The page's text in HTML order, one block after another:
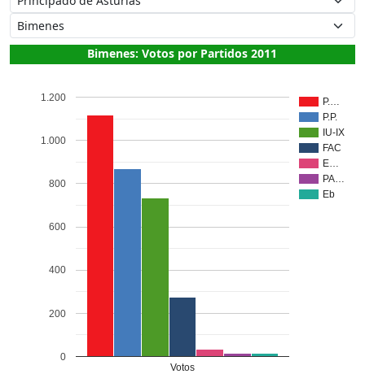
Bimenes: Votos por Partidos 2011
P.…
P.P.
IU-IX
FAC
E…
PA…
Eb
Votos
0
200
400
600
800
1.000
1.200